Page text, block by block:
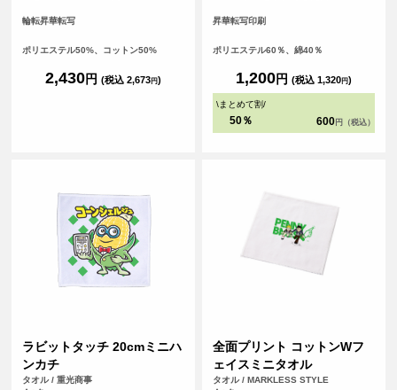
超短納期サービスです！急なイベン
ど、時間がない時に便利！<br> 昇華
フルカラー印刷が可能。ロゴや文字
はもちろん、写真やグラデーション
自由度も高いアイテムです。
輪転昇華転写
ポリエステル50%、コットン50%
2,430円 (税込 2,673円)
ルです。
昇華転写印刷
ポリエステル60％、綿40％
1,200円 (税込 1,320円)
\まとめて割/
50％ 600 円（税込）
ラビットタッチ 20cmミニハ
ンカチ
タオル / 重光商事
全面プリント コットンWフ
ェイスミニタオル
タオル / MARKLESS STYLE